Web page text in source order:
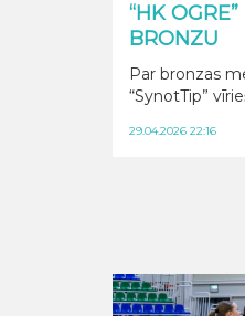
“HK
BRONZU
Par bronzas
“SynotTip”
29.04.2026 22:16